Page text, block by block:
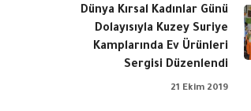
Dünya Kırsal Kadınlar Günü
Dolayısıyla Kuzey Suriye
Kamplarında Ev Ürünleri
Sergisi Düzenlendi
21 Ekim 2019